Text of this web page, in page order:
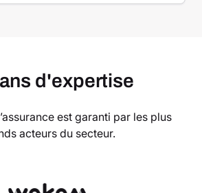
d'expertise
est garanti par les plus
acteurs du secteur.